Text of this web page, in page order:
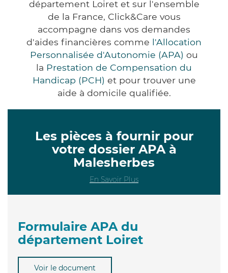
département Loiret et sur l'ensemble
de la France, Click&Care vous
accompagne dans vos demandes
d'aides financières comme l'Allocation
Personnalisée d'Autonomie (APA) ou
la Prestation de Compensation du
Handicap (PCH) et pour trouver une
aide à domicile qualifiée.
Les pièces à fournir pour
votre dossier APA à
Malesherbes
En Savoir Plus
Formulaire APA du
département Loiret
Voir le document